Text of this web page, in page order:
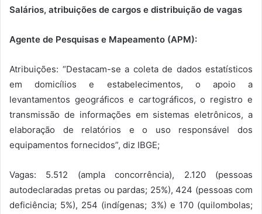
Salários, atribuições de cargos e distribuição de vagas
Agente de Pesquisas e Mapeamento (APM):
Atribuições: “Destacam-se a coleta de dados estatísticos
em domicílios e estabelecimentos, o apoio a
levantamentos geográficos e cartográficos, o registro e
transmissão de informações em sistemas eletrônicos, a
elaboração de relatórios e o uso responsável dos
equipamentos fornecidos”, diz IBGE;
Vagas: 5.512 (ampla concorrência), 2.120 (pessoas
autodeclaradas pretas ou pardas; 25%), 424 (pessoas com
deficiência; 5%), 254 (indígenas; 3%) e 170 (quilombolas;